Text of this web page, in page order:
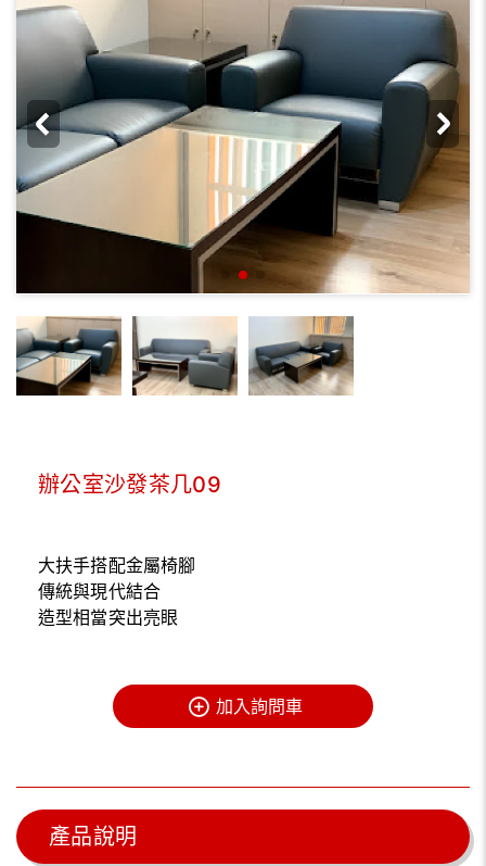
辦公室沙發茶几09
大扶手搭配金屬椅腳
傳統與現代結合
造型相當突出亮眼
加入詢問車
產品說明